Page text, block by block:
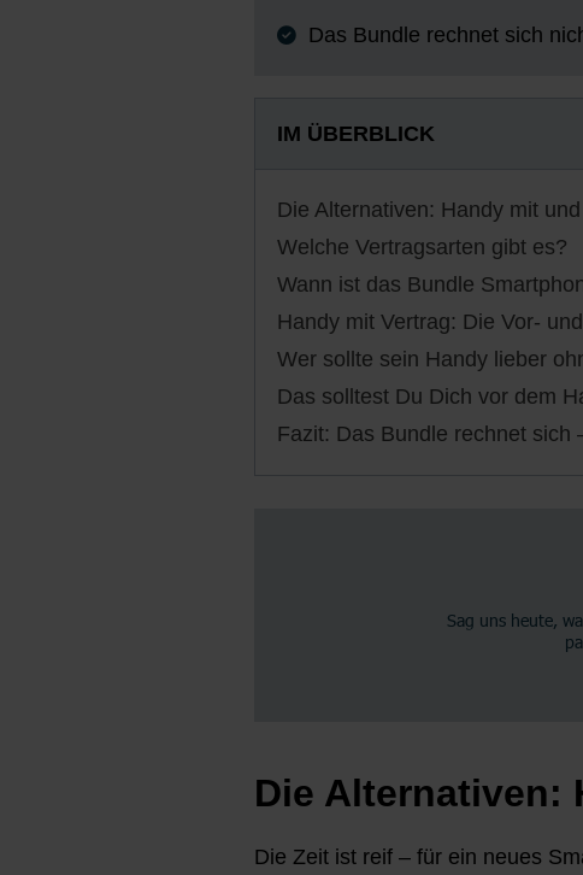
Das Bundle rechnet sich
IM ÜBERBLICK
Die Alternativen: Handy mit
Welche Vertragsarten gibt es?
Wann ist das Bundle
Handy mit Vertrag: Die Vor-
Wer sollte sein Handy lieber
Das solltest Du Dich vor dem
Fazit: Das Bundle rechnet sich
Die Alternativen:
Die Zeit ist reif – für ein neues